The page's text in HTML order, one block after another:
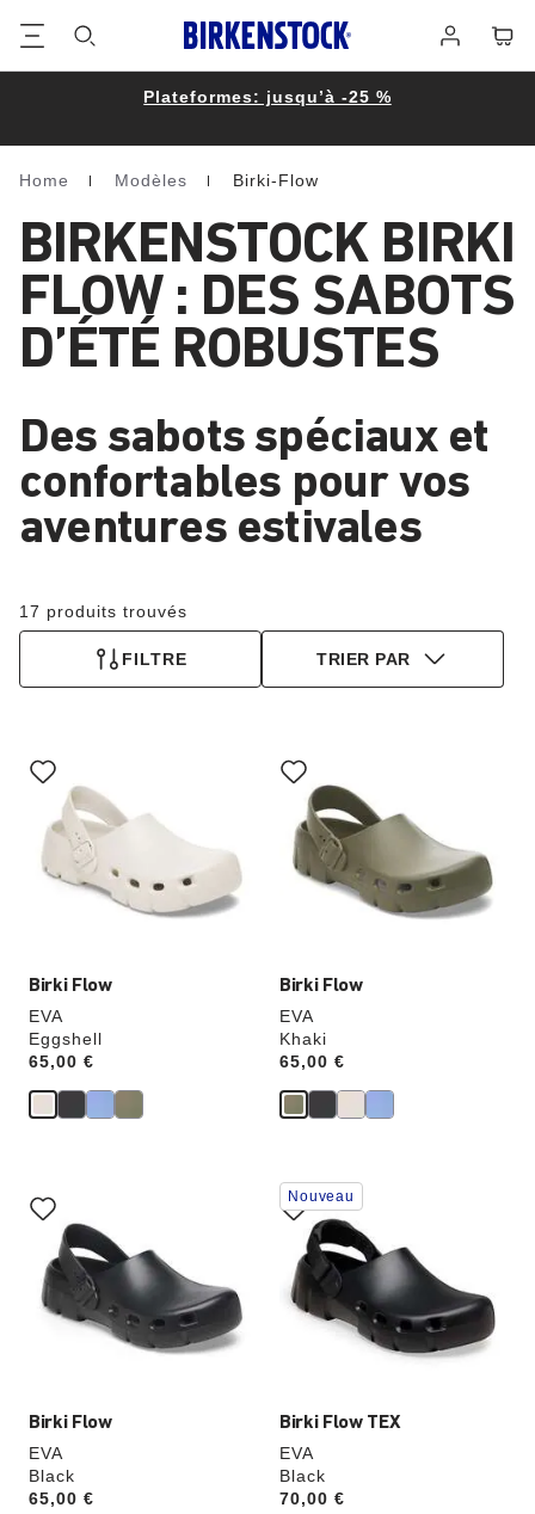
connecter
Plateformes: jusqu’à -25 %
Homepage
Home Modèles Birki-Flow
BIRKENSTOCK BIRKI
FLOW : DES SABOTS
D’ÉTÉ ROBUSTES
Des sabots spéciaux et
confortables pour vos
aventures estivales
17 produits trouvés
FILTRE TRIER PAR
Birki Flow
EVA
Eggshell
Price:
65,00 €
sur
les
échantillons
couleurs
modifiera
l’image
Birki Flow
EVA
Khaki
Price:
65,00 €
sur
les
échantillons
couleurs
modifiera
l’image
Birki Flow
EVA
Black
Price:
65,00 €
sur
les
échantillons
couleurs
modifiera
l’image
Birki Flow TEX
EVA
Black
Price:
70,00 €
Cliquer
sur
les
échantillons
couleurs
modifiera
l’image
Nouveau